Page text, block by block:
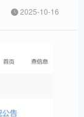
2025-10-16